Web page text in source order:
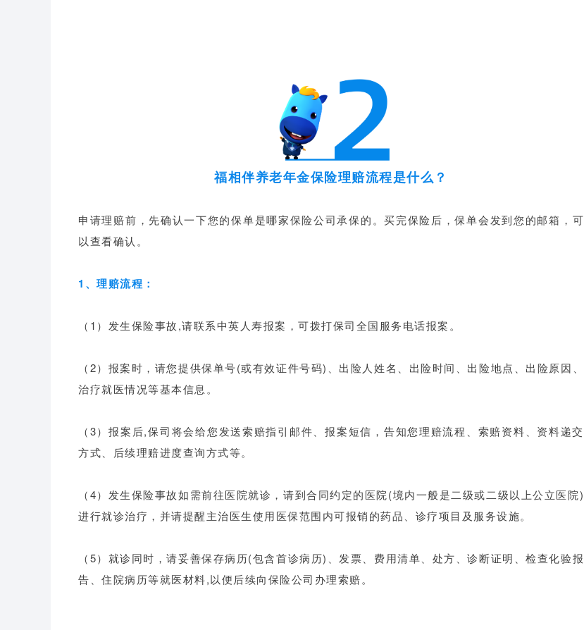
福相伴养老年金保险理赔流程是什么？
申请理赔前，先确认一下您的保单是哪家保险公司承保的。买完保险后，保单会发到您的邮箱，可
以查看确认。
1、理赔流程：
（1）发生保险事故,请联系中英人寿报案，可拨打保司全国服务电话报案。
（2）报案时，请您提供保单号(或有效证件号码)、出险人姓名、出险时间、出险地点、出险原因、
治疗就医情况等基本信息。
（3）报案后,保司将会给您发送索赔指引邮件、报案短信，告知您理赔流程、索赔资料、资料递交
方式、后续理赔进度查询方式等。
（4）发生保险事故如需前往医院就诊，请到合同约定的医院(境内一般是二级或二级以上公立医院)
进行就诊治疗，并请提醒主治医生使用医保范围内可报销的药品、诊疗项目及服务设施。
（5）就诊同时，请妥善保存病历(包含首诊病历)、发票、费用清单、处方、诊断证明、检查化验报
告、住院病历等就医材料,以便后续向保险公司办理索赔。